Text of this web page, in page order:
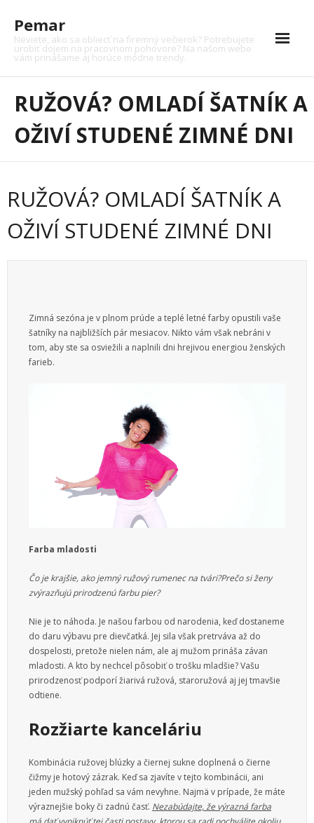
content
Pemar
Neviete, ako sa obliecť na firemný večierok? Potrebujete
urobiť dojem na pracovnom pohovore? Na našom webe
vám prinášame aj horúce módne trendy.
Auto
Auto moto
Krása
Kultúra
Služby
Vzdelanie
RUŽOVÁ? OMLADÍ ŠATNÍK A
OŽIVÍ STUDENÉ ZIMNÉ DNI
RUŽOVÁ? OMLADÍ ŠATNÍK A
OŽIVÍ STUDENÉ ZIMNÉ DNI
Zimná sezóna je v plnom prúde a teplé letné farby opustili vaše
šatníky na najbližších pár mesiacov. Nikto vám však nebráni v
tom, aby ste sa osviežili a naplnili dni hrejivou energiou ženských
farieb.
Farba mladosti
Čo je krajšie, ako jemný ružový rumenec na tvári?Prečo si ženy
zvýrazňujú prirodzenú farbu pier?
Nie je to náhoda. Je našou farbou od narodenia, keď dostaneme
do daru výbavu pre dievčatká. Jej sila však pretrváva až do
dospelosti, pretože nielen nám, ale aj mužom prináša závan
mladosti. A kto by nechcel pôsobiť o trošku mladšie? Vašu
prirodzenosť podporí žiarivá ružová, staroružová aj jej tmavšie
odtiene.
Rozžiarte kanceláriu
Kombinácia ružovej blúzky a čiernej sukne doplnená o čierne
čižmy je hotový zázrak. Keď sa zjavíte v tejto kombinácii, ani
jeden mužský pohľad sa vám nevyhne. Najmä v prípade, že máte
výraznejšie boky či zadnú časť. Nezabúdajte, že výrazná farba